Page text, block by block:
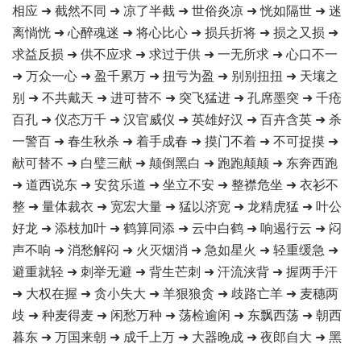
相应 ➜ 截然不同 ➜ 凉了半截 ➜ 世俗炎凉 ➜ 恍如隔世 ➜ 迷
离惝恍 ➜ 心醉魂迷 ➜ 将心比心 ➜ 损兵折将 ➜ 损之又损 ➜
求益反损 ➜ 供不应求 ➜ 求过于供 ➜ 一无所求 ➜ 心口不一
➜ 万众一心 ➜ 盈千累万 ➜ 扭亏为盈 ➜ 别别扭扭 ➜ 天壤之
别 ➜ 不共戴天 ➜ 进可替不 ➜ 突飞猛进 ➜ 孔席墨突 ➜ 千疮
百孔 ➜ 仪态万千 ➜ 汉官威仪 ➜ 英雄好汉 ➜ 百卉含英 ➜ 杀
一警百 ➜ 春生秋杀 ➜ 着手成春 ➜ 摸门不着 ➜ 不可捉摸 ➜
献可替不 ➜ 白璧三献 ➜ 颠倒黑白 ➜ 跑跑颠颠 ➜ 东奔西跑
➜ 道西说东 ➜ 安贫乐道 ➜ 坐立不安 ➜ 整襟危坐 ➜ 衣衫不
整 ➜ 量体裁衣 ➜ 宽宏大量 ➜ 猛以济宽 ➜ 龙精虎猛 ➜ 叶公
好龙 ➜ 添枝加叶 ➜ 鹤算同添 ➜ 云中白鹤 ➜ 响遏行云 ➜ 闷
声不响 ➜ 消愁解闷 ➜ 火灭烟消 ➜ 急如星火 ➜ 轻重缓急 ➜
避重就轻 ➜ 刺举无避 ➜ 背生芒刺 ➜ 汗流浃背 ➜ 握两手汗
➜ 大权在握 ➜ 贪小失大 ➜ 羊狠狼贪 ➜ 歧路亡羊 ➜ 麦穗两
歧 ➜ 种麦得麦 ➜ 闲愁万种 ➜ 荡检逾闲 ➜ 东飘西荡 ➜ 朝西
暮东 ➜ 万国来朝 ➜ 成千上万 ➜ 大器晚成 ➜ 夜郎自大 ➜ 黑